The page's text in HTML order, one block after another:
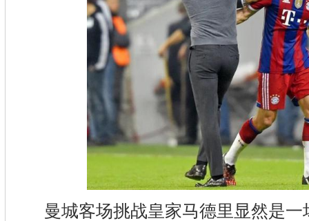
曼城客场挑战皇家马德里显然是